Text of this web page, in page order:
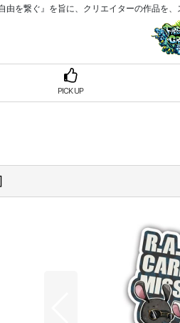
由を繋ぐ』を旨に、クリエイターの作品を
PICK UP